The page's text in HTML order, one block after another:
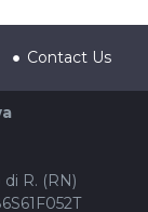
Contact Us
R. (RN)